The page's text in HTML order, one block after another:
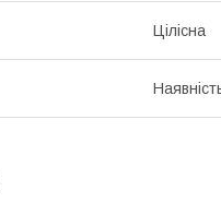
Цілісна